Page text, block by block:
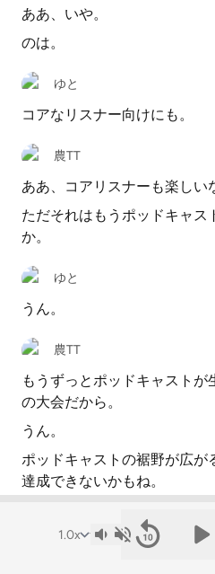
ああ、いや。
のは。
ゆと
コアなリスナー向けにも。
農TT
ああ、コアリスナーも楽しい
ただそれはもうポッドキャス
か。
ゆと
うん。
農TT
もうずっとポッドキャスト
の大会だから。
うん。
ポッドキャストの裾野が広が
達成できないかもね。
そうそうかなとは思いますけ